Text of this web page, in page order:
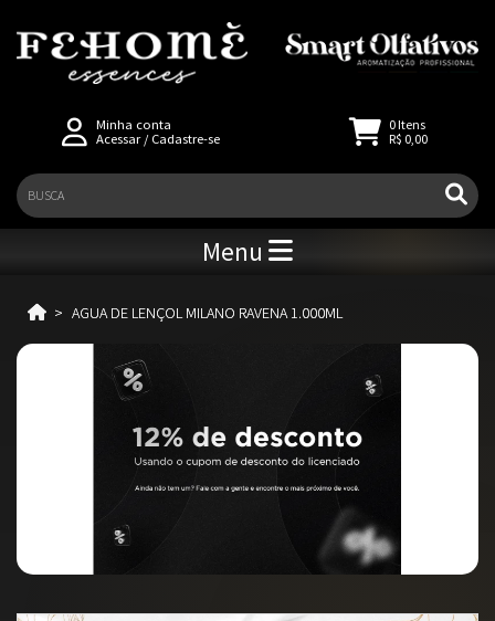
Minha conta
Acessar/ Cadastre-se
0Itens
R$ 0,00
Menu
AGUA DE LENÇOL MILANO RAVENA 1.000ML